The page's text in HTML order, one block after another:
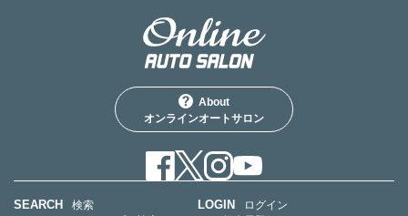
About
オンラインオートサロン
SEARCH
検索
LOGIN
ログイン